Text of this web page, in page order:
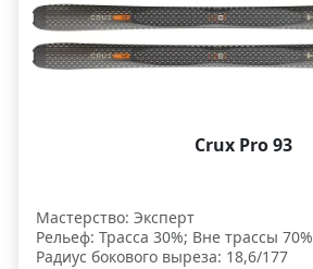
Crux Pro 93
Мастерство: Эксперт
Рельеф: Трасса 30%; Вне трассы 70%
Радиус бокового выреза: 18,6/177